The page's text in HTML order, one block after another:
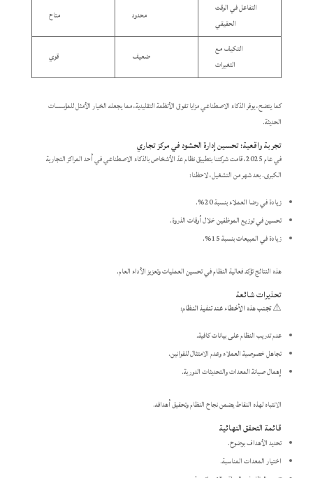
التفاعل في الوقت
الحقيقي
محدود متاح
التكيف مع
التغيرات
ضعيف قوي
كما يتضح، يوفر الذكاء الاصطناعي مزايا تفوق الأنظمة التقليدية، مما يجعله الخيار الأمثل للمؤسسات
الحديثة.​
تجربة واقعية: تحسين إدارة الحشود في مركز تجاري
في عام 2025، قامت شركتنا بتطبيق نظام عدّ الأشخاص بالذكاء الاصطناعي في أحد المراكز التجارية
الكبرى. بعد شهر من التشغيل، لاحظنا:​
زيادة في رضا العملاء بنسبة 20%.
تحسين في توزيع الموظفين خلال أوقات الذروة.
زيادة في المبيعات بنسبة 15%.​
هذه النتائج تؤكد فعالية النظام في تحسين العمليات وتعزيز الأداء العام.​
تحذيرات شائعة
⚠️تجنب هذه الأخطاء عند تنفيذ النظام:
عدم تدريب النظام على بيانات كافية.
تجاهل خصوصية العملاء وعدم الامتثال للقوانين.
إهمال صيانة المعدات والتحديثات الدورية.​
الانتباه لهذه النقاط يضمن نجاح النظام وتحقيق أهدافه.​
قائمة التحقق النهائية
تحديد الأهداف بوضوح.
اختيار المعدات المناسبة.